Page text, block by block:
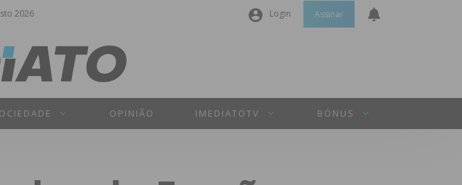
2026 Login
Senha
Assinar
OPINIÃO IMEDIATOTV BÓNUS